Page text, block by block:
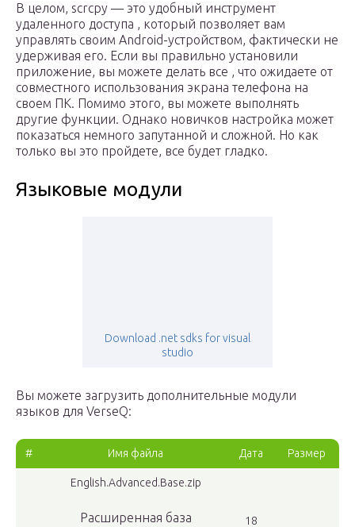
В целом, scrcpy — это удобный инструмент
удаленного доступа , который позволяет вам
управлять своим Android-устройством, фактически не
удерживая его. Если вы правильно установили
приложение, вы можете делать все , что ожидаете от
совместного использования экрана телефона на
своем ПК. Помимо этого, вы можете выполнять
другие функции. Однако новичков настройка может
показаться немного запутанной и сложной. Но как
только вы это пройдете, все будет гладко.
Языковые модули
Download .net sdks for visual
studio
Вы можете загрузить дополнительные модули
языков для VerseQ:
# Имя файла Дата Размер
English.Advanced.Base.zip
Расширенная база
18